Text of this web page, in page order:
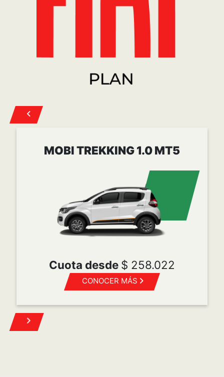
MOBI TREKKING 1.0 MT5
Cuota desde $ 258.022
CONOCER MÁS